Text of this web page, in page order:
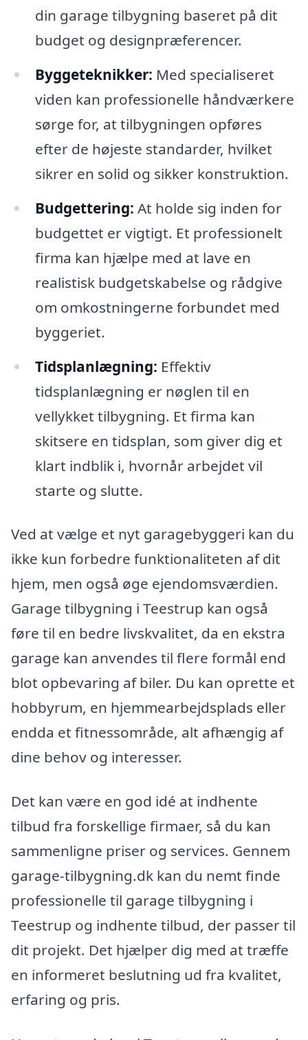
din garage tilbygning baseret på dit
budget og designpræferencer.
Byggeteknikker: Med specialiseret
viden kan professionelle håndværkere
sørge for, at tilbygningen opføres
efter de højeste standarder, hvilket
sikrer en solid og sikker konstruktion.
Budgettering: At holde sig inden for
budgettet er vigtigt. Et professionelt
firma kan hjælpe med at lave en
realistisk budgetskabelse og rådgive
om omkostningerne forbundet med
byggeriet.
Tidsplanlægning: Effektiv
tidsplanlægning er nøglen til en
vellykket tilbygning. Et firma kan
skitsere en tidsplan, som giver dig et
klart indblik i, hvornår arbejdet vil
starte og slutte.
Ved at vælge et nyt garagebyggeri kan du
ikke kun forbedre funktionaliteten af dit
hjem, men også øge ejendomsværdien.
Garage tilbygning i Teestrup kan også
føre til en bedre livskvalitet, da en ekstra
garage kan anvendes til flere formål end
blot opbevaring af biler. Du kan oprette et
hobbyrum, en hjemmearbejdsplads eller
endda et fitnessområde, alt afhængig af
dine behov og interesser.
Det kan være en god idé at indhente
tilbud fra forskellige firmaer, så du kan
sammenligne priser og services. Gennem
garage-tilbygning.dk kan du nemt finde
professionelle til garage tilbygning i
Teestrup og indhente tilbud, der passer til
dit projekt. Det hjælper dig med at træffe
en informeret beslutning ud fra kvalitet,
erfaring og pris.